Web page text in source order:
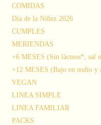
Main
Menu
COMIDAS
Día de la Niñez 2026
CUMPLES
MERIENDAS
+6 MESES (Sin lácteos*, sal
+12 MESES (Bajo en sodio y
VEGAN
LINEA SIMPLE
LINEA FAMILIAR
PACKS